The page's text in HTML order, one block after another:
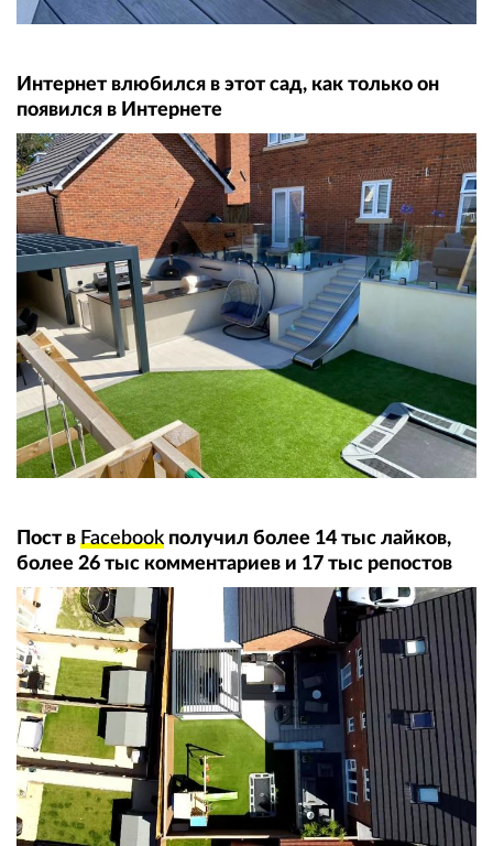
Интернет влюбился в этот сад, как только он
появился в Интернете
Пост в Facebook получил более 14 тыс лайков,
более 26 тыс комментариев и 17 тыс репостов